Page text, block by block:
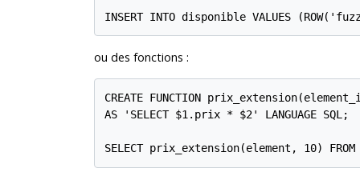
INSERT INTO disponible VALUES
ou des fonctions :
CREATE FUNCTION
AS 'SELECT $1.prix * $2' LANGUAGE SQL;
SELECT prix_extension(element, 10)